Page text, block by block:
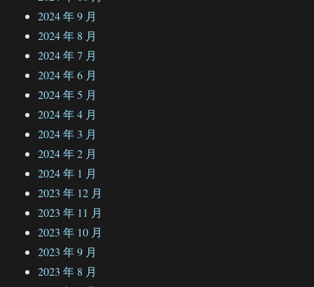
2024 年 9 月
2024 年 8 月
2024 年 7 月
2024 年 6 月
2024 年 5 月
2024 年 4 月
2024 年 3 月
2024 年 2 月
2024 年 1 月
2023 年 12 月
2023 年 11 月
2023 年 10 月
2023 年 9 月
2023 年 8 月